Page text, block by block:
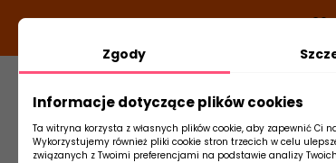
DODATKOWY RABAT Z KODEM:NEWLOOK26
Płytki
Zgody
Informacje dotyczące plików cookies
Ta witryna korzysta z własnych plików cookie, aby zapewnić Ci
Wykorzystujemy również pliki cookie stron trzecich w celu
związanych z Twoimi preferencjami na podstawie analizy